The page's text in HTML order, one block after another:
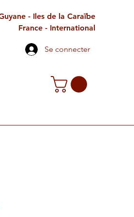
- Iles de la Caraïbe
France - International
Se connecter